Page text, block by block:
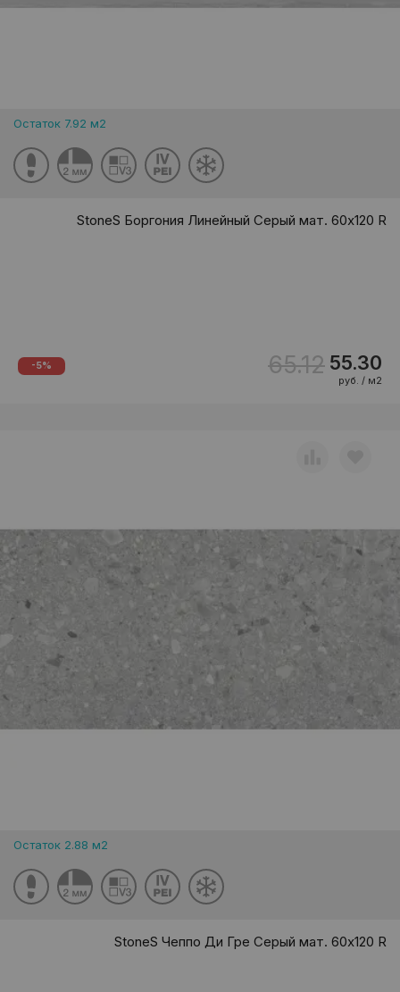
Остаток 7.92 м2
StoneS Боргония Линейный Серый мат. 60x120 R
-5% 65.12 55.30
руб. / м2
Остаток 2.88 м2
StoneS Чеппо Ди Гре Серый мат. 60x120 R